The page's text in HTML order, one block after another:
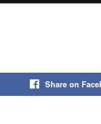
Share on